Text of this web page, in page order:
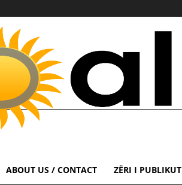
ABOUT US / CONTACT ZËRI I PUBLIKUT